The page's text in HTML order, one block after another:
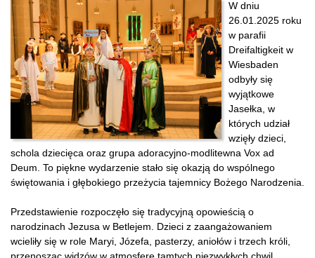
W dniu
26.01.2025 roku
w parafii
Dreifaltigkeit w
Wiesbaden
odbyły się
wyjątkowe
Jasełka, w
których udział
wzięły dzieci,
schola dziecięca oraz grupa adoracyjno-modlitewna Vox ad
Deum. To piękne wydarzenie stało się okazją do wspólnego
świętowania i głębokiego przeżycia tajemnicy Bożego Narodzenia.
Przedstawienie rozpoczęło się tradycyjną opowieścią o
narodzinach Jezusa w Betlejem. Dzieci z zaangażowaniem
wcieliły się w role Maryi, Józefa, pasterzy, aniołów i trzech króli,
przenosząc widzów w atmosferę tamtych niezwykłych chwil.